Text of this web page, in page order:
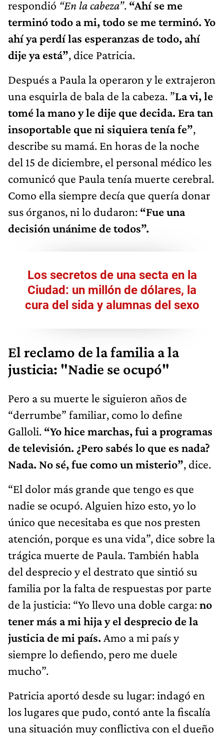
respondió “En la cabeza”. “Ahí se me
terminó todo a mi, todo se me terminó. Yo
ahí ya perdí las esperanzas de todo, ahí
dije ya está”, dice Patricia.
Después a Paula la operaron y le extrajeron
una esquirla de bala de la cabeza. ”La vi, le
tomé la mano y le dije que decida. Era tan
insoportable que ni siquiera tenía fe”,
describe su mamá. En horas de la noche
del 15 de diciembre, el personal médico les
comunicó que Paula tenía muerte cerebral.
Como ella siempre decía que quería donar
sus órganos, ni lo dudaron: “Fue una
decisión unánime de todos”.
Los secretos de una secta en la
Ciudad: un millón de dólares, la
cura del sida y alumnas del sexo
El reclamo de la familia a la
justicia: "Nadie se ocupó"
Pero a su muerte le siguieron años de
“derrumbe” familiar, como lo define
Galloli. “Yo hice marchas, fui a programas
de televisión. ¿Pero sabés lo que es nada?
Nada. No sé, fue como un misterio”, dice.
“El dolor más grande que tengo es que
nadie se ocupó. Alguien hizo esto, yo lo
único que necesitaba es que nos presten
atención, porque es una vida”, dice sobre la
trágica muerte de Paula. También habla
del desprecio y el destrato que sintió su
familia por la falta de respuestas por parte
de la justicia: “Yo llevo una doble carga:no
tener más a mi hija y el desprecio de la
justicia de mi país. Amo a mi país y
siempre lo defiendo, pero me duele
mucho”.
Patricia aportó desde su lugar: indagó en
los lugares que pudo, contó ante la fiscalía
una situación muy conflictiva con el dueño